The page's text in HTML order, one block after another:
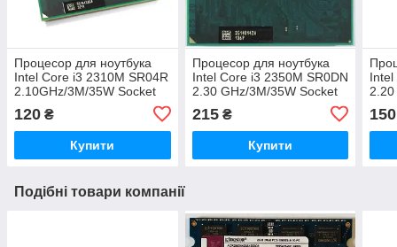
Процесор для ноутбука
Intel Core i3 2310M SR04R
2.10GHz/3M/35W Socket
120 ₴
Купити
Процесор для ноутбука
Intel Core i3 2350M SR0DN
2.30 GHz/3M/35W Socket
215₴
Купити
Intel
150
Подібні товари компанії